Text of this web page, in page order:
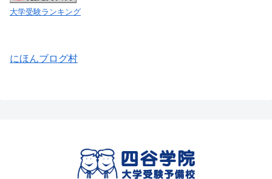
大学受験ランキング
にほんブログ村